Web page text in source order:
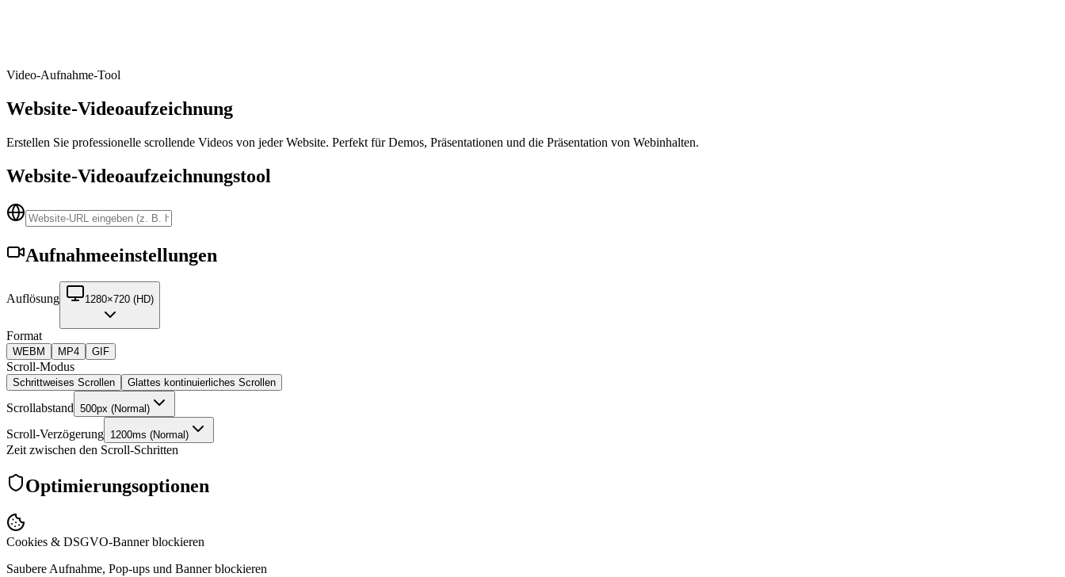
Video-Aufnahme-Tool
Website-Videoaufzeichnung
Erstellen Sie professionelle scrollende Videos von jeder Website. Perfekt für Demos, Präsentationen und die Präsentation von Webinhalten.
Website-Videoaufzeichnungstool
Aufnahmeeinstellungen
Auflösung 1280×720 (HD)
Format
WEBM MP4 GIF
Scroll-Modus
Schrittweises Scrollen Glattes kontinuierliches Scrollen
Scrollabstand 500px (Normal)
Scroll-Verzögerung 1200ms (Normal)
Zeit zwischen den Scroll-Schritten
Optimierungsoptionen
Cookies & DSGVO-Banner blockieren
Saubere Aufnahme, Pop-ups und Banner blockieren